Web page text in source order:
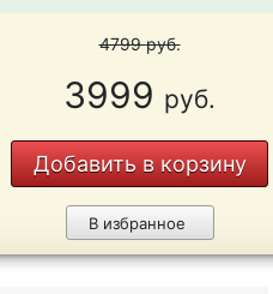
4799руб.
3999 руб.
Добавить в корзину
В избранное